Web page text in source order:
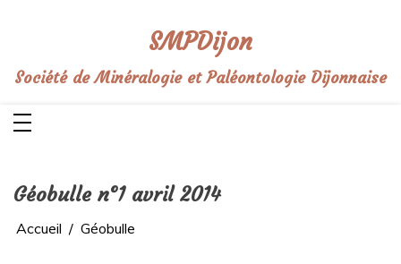
SMPDijon
Société de Minéralogie et Paléontologie Dijonnaise
Géobulle n°1 avril 2014
Accueil Géobulle